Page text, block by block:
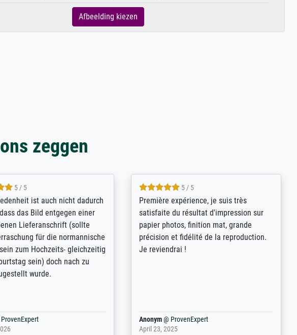
Afbeelding kiezen
zeggen
4.8 / 5
Qualität. Man kann sich
lassen, wie z.B.:
Farbe, Helligkeit,
Weiteres. Sehr freundliche
per Mail. Das Bild (ein
wurde sehr gut verpackt -
Papprolle mit Plastikdeckeln
ProvenExpert
4.8 / 5
Qualité absolument irréprochable.
Extraordinaire diversité des thèmes
abordés et personnalisation des
demandes (recadrage, réajustement des
couleurs). Relation clientèle parfaite.
Anonym@ ProvenExpert
March 31, 2025